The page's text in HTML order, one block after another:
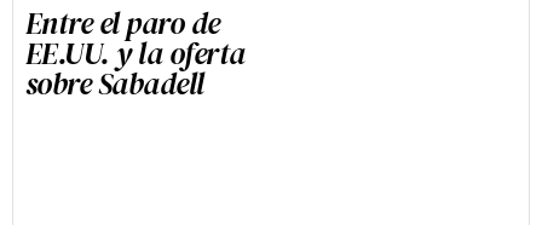
Entre el paro de
EE.UU. y la oferta
sobre Sabadell